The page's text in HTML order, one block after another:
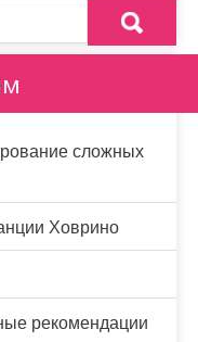
сложных
Ховрино
рекомендации